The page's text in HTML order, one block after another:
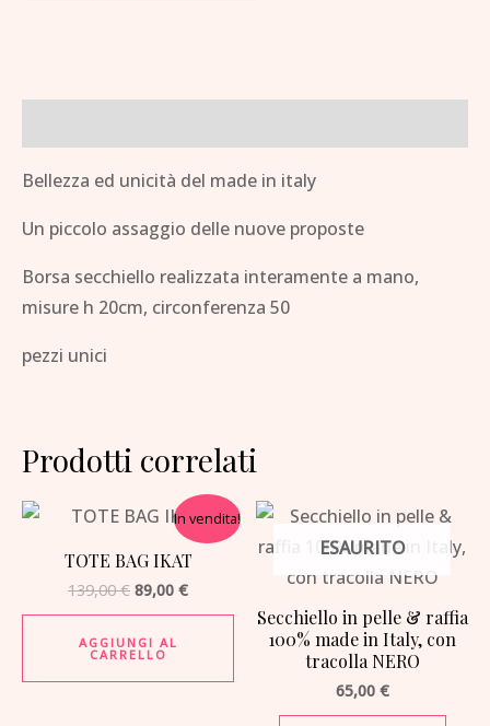
Bellezza ed unicità del made in italy
Un piccolo assaggio delle nuove proposte
Borsa secchiello realizzata interamente a mano,
misure h 20cm, circonferenza 50
pezzi unici
Prodotti correlati
In vendita!
TOTE BAG IKAT
139,00€
Il
prezzo
originale
era:
139,00 €.
89,00 €
prezzo
attuale
è:
89,00 €.
AGGIUNGI AL
CARRELLO
ESAURITO
Secchiello in pelle & raffia
100% made in Italy, con
tracolla NERO
65,00 €